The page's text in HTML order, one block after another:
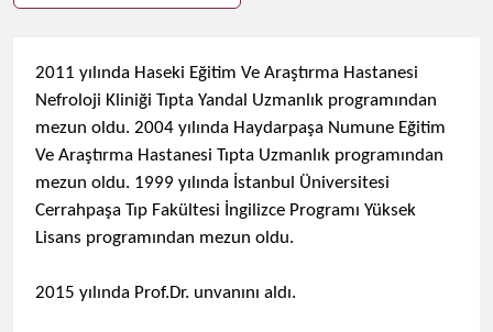
​2011 yılında Haseki Eğitim Ve Araştırma Hastanesi
Nefroloji Kliniği Tıpta Yandal Uzmanlık programından
mezun oldu. 2004 yılında Haydarpaşa Numune Eğitim
Ve Araştırma Hastanesi Tıpta Uzmanlık programından
mezun oldu. 1999 yılında İstanbul Üniversitesi
Cerrahpaşa Tıp Fakültesi İngilizce Programı Yüksek
Lisans programından mezun oldu.
2015 yılında Prof.Dr. unvanını aldı.